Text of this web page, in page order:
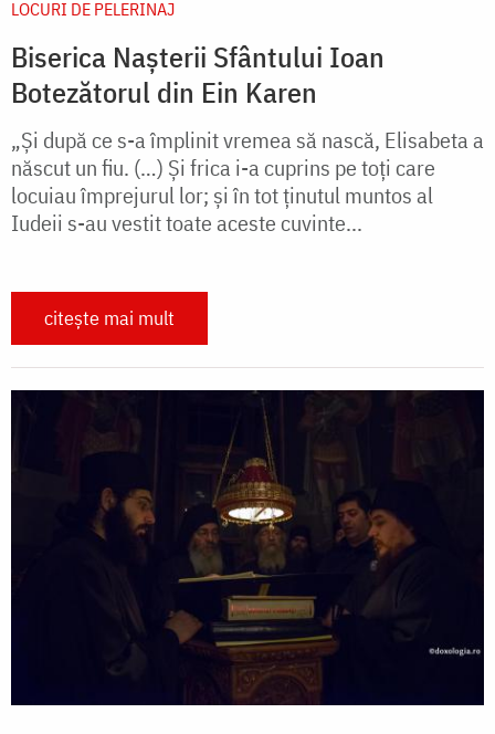
LOCURI DE PELERINAJ
Biserica Nașterii Sfântului Ioan
Botezătorul din Ein Karen
„Şi după ce s-a împlinit vremea să nască, Elisabeta a
născut un fiu. (…) Şi frica i-a cuprins pe toţi care
locuiau împrejurul lor; şi în tot ţinutul muntos al
Iudeii s-au vestit toate aceste cuvinte...
citește mai mult